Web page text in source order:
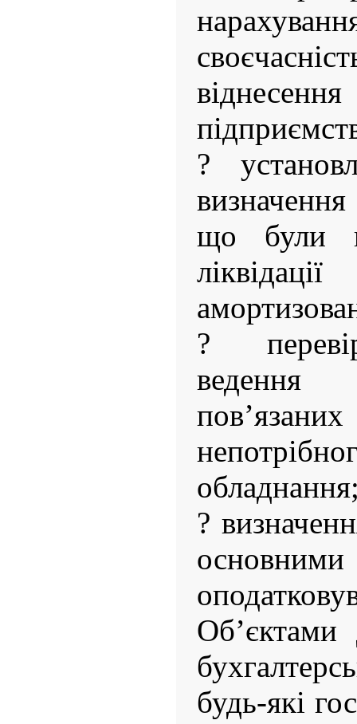
?
що були
?
ведення
?
Об’єктами
будь-які